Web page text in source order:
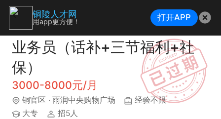
业务员（话补+三节福利+社
保）
3000-8000元/月
铜官区 · 雨润中央购物广场
经验不限
大专
招5人
铜陵人才网
用app更方便！ 打开APP